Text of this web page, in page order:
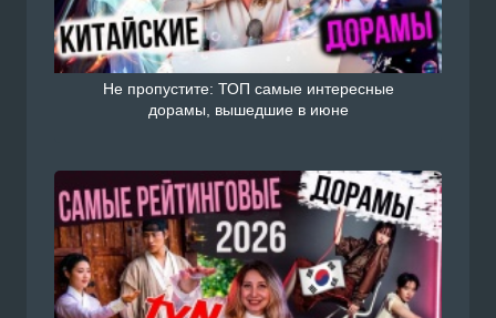
Не пропустите: ТОП самые интересные
дорамы, вышедшие в июне